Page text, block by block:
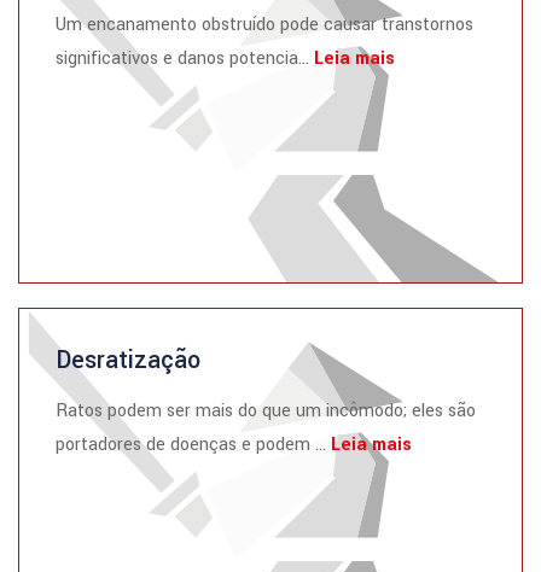
Um encanamento obstruído pode causar transtornos
significativos e danos potencia... Leia mais
Desratização
Ratos podem ser mais do que um incômodo; eles são
portadores de doenças e podem ... Leia mais